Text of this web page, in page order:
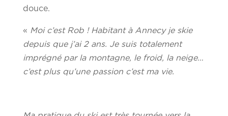
douce.
« Moi c’est Rob ! Habitant à Annecy je skie
depuis que j’ai 2 ans. Je suis totalement
imprégné par la montagne, le froid, la neige…
c’est plus qu’une passion c’est ma vie.